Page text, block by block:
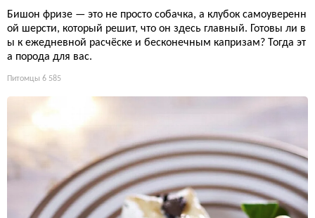
Бишон фризе — это не просто собачка, а клубок самоуверенн
ой шерсти, который решит, что он здесь главный. Готовы ли в
ы к ежедневной расчёске и бесконечным капризам? Тогда эт
а порода для вас.
Питомцы 6 585